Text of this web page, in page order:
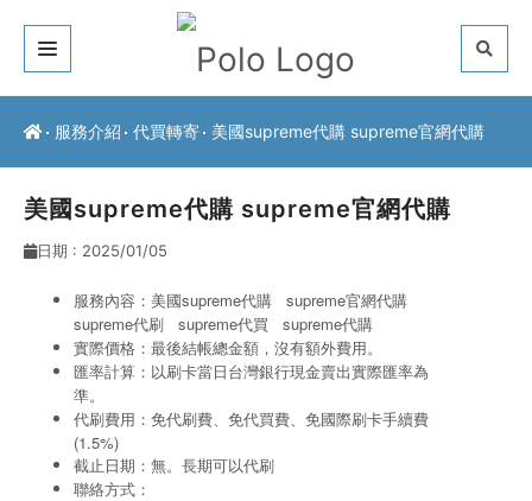
關於我們
最新公告
聯絡方式
服務介紹 代買轉寄 美國supreme代購 supreme官網代購
美國supreme代購 supreme官網代購
日期 : 2025/01/05
服務內容：美國supreme代購 supreme官網代購
supreme代刷
supreme代買
supreme代購
實際價格：最後結帳總金額，沒有額外費用。
匯率計算：以刷卡當日台灣銀行現金賣出實際匯率為
準。
代刷費用：免代刷費、免代買費、免國際刷卡手續費
(1.5%)
截止日期：無。長期可以代刷
聯絡方式：